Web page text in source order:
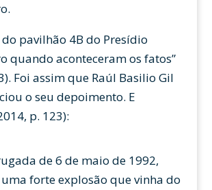
pavilhão 4B do Presídio
quando aconteceram os fatos”
Foi assim que Raúl Basilio Gil
o seu depoimento. E
p. 123):
de 6 de maio de 1992,
forte explosão que vinha do